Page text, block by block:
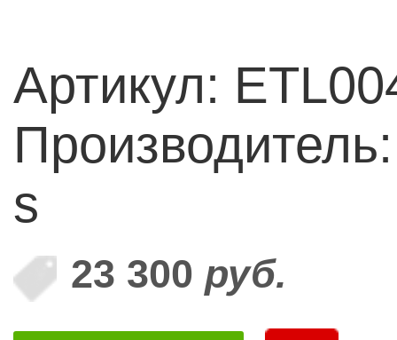
Артикул:
s
23 300 руб.